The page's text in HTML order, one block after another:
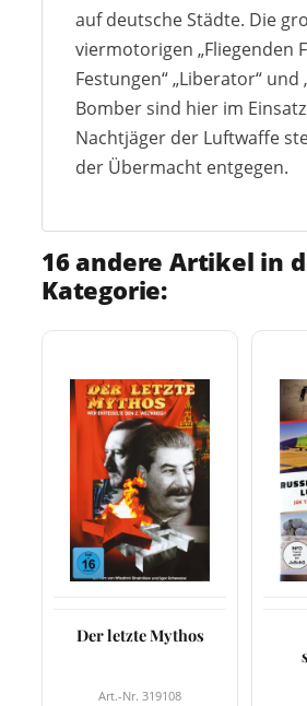
auf deutsche Städte. Die
viermotorigen „Fliegenden
Festungen“ „Liberator“ und
Bomber sind hier im
Nachtjäger der Luftwaffe
der Übermacht entgegen.
16 andere Artikel in
Kategorie:
Der letzte Mythos
Art.-Nr. 319108